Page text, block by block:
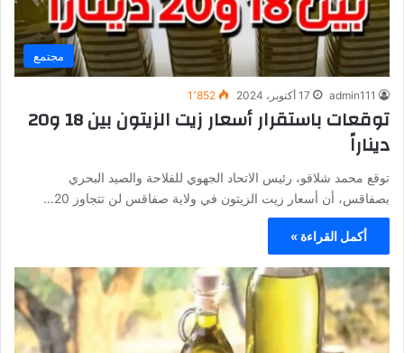
مجتمع
admin111 17 أكتوبر، 2024 1٬852
توقعات باستقرار أسعار زيت الزيتون بين 18 و20
ديناراً
توقع محمد شلاقو، رئيس الاتحاد الجهوي للفلاحة والصيد البحري
بصفاقس، أن أسعار زيت الزيتون في ولاية صفاقس لن تتجاوز 20…
أكمل القراءة »